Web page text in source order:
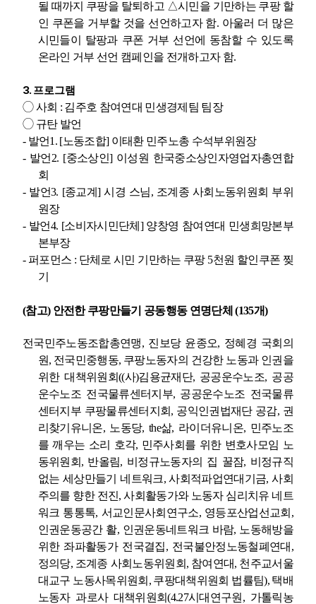
될 때까지 쿠팡을 탈퇴하고 △시민을 기만하는 쿠팡 할
인 쿠폰을 거부할 것을 선언하고자 함. 아울러 더 많은
시민들이 탈팡과 쿠폰 거부 선언에 동참할 수 있도록
온라인 거부 선언 캠페인을 전개하고자 함.
3. 프로그램
◯사회 : 김주호 참여연대 민생경제팀 팀장
◯ 규탄 발언
- 발언1. [노동조합] 이태환 민주노총 수석부위원장
- 발언 2. [중소상인] 이성원 한국중소상인자영업자총연합
회
- 발언3. [종교계 ]시경 스님, 조계종 사회노동위원회 부위
원장
- 발언4. [소비자시민단체 ] 양창영 참여연대 민생희망본부
본부장
- 퍼포먼스 : 단체로 시민 기만하는 쿠팡 5천원 할인쿠폰 찢
기
(참고) 안전한 쿠팡만들기 공동행동 연명단체(135개)
전국민주노동조합총연맹, 진보당 윤종오, 정혜경 국회의
원, 전국민중행동, 쿠팡노동자의 건강한 노동과 인권을
위한 대책위원회((사)김용균재단, 공공운수노조, 공공
운수노조 전국물류센터지부, 공공운수노조 전국물류
센터지부 쿠팡물류센터지회 , 공익인권법재단 공감, 권
리찾기유니온, 노동당, the삶, 라이더유니온, 민주노조
를 깨우는 소리 호각, 민주사회를 위한 변호사모임 노
동위원회 , 반올림, 비정규노동자의 집 꿀잠, 비정규직
없는 세상만들기 네트워크,사회적파업연대기금,사회
주의를 향한 전진,사회활동가와 노동자 심리치유 네트
워크 통통톡, 서교인문사회연구소, 영등포산업선교회 ,
인권운동공간 활, 인권운동네트워크 바람, 노동해방을
위한 좌파활동가 전국결집, 전국불안정노동철폐연대 ,
정의당, 조계종 사회노동위원회 , 참여연대, 천주교서울
대교구 노동사목위원회 , 쿠팡대책위원회 법률팀), 택배
노동자 과로사 대책위원회(4.27시대연구원 , 가톨릭농